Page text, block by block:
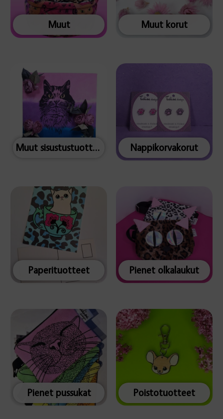
Muut Muut korut
Muut sisustustuotteet Nappikorvakorut
Paperituotteet Pienet olkalaukut
Pienet pussukat Poistotuotteet